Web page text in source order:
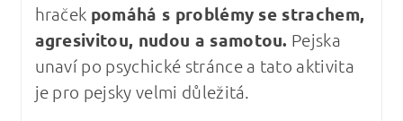
hraček pomáhá s problémy se strachem,
agresivitou, nudou a samotou. Pejska
unaví po psychické stránce a tato aktivita
je pro pejsky velmi důležitá.